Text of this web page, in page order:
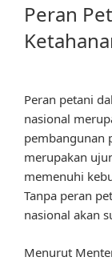
Peran
Peran petani
nasional
pembangunan
merupakan
memenuhi
Tanpa peran
nasional akan
Menurut